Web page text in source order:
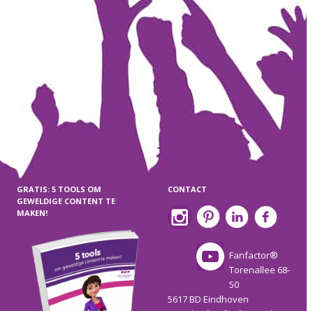
GRATIS: 5 TOOLS OM
GEWELDIGE CONTENT TE
MAKEN!
CONTACT
Fanfactor®
Torenallee 68-
50
5617 BD Eindhoven